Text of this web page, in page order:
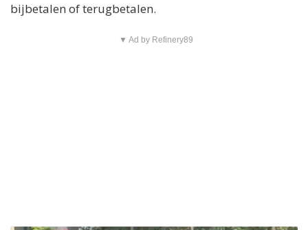
bijbetalen of terugbetalen.
▼ Ad by Refinery89